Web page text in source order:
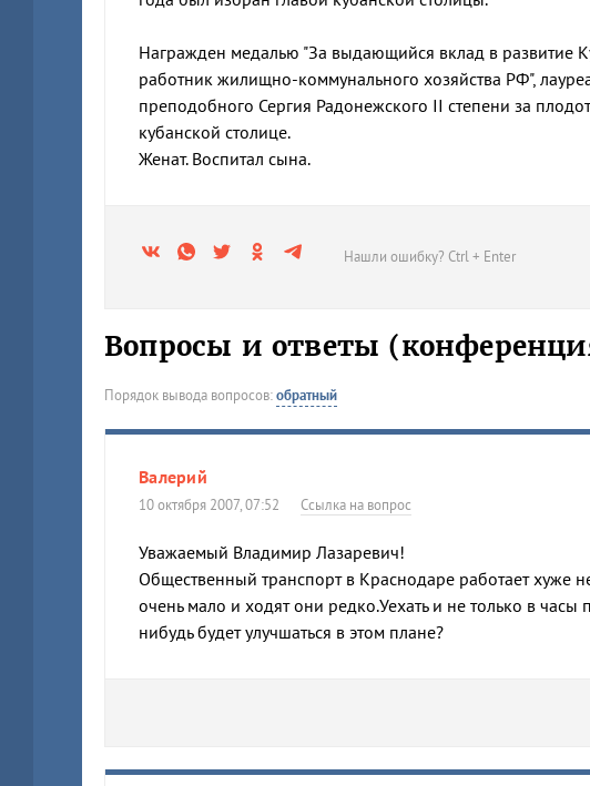
Награжден медалью "За выдающийся вклад в развитие
работник жилищно-коммунального хозяйства РФ",
преподобного Сергия Радонежского II степени за
кубанской столице.
Женат. Воспитал сына.
Нашли ошибку? Ctrl + Enter
Вопросы и ответы
Порядок вывода вопросов:обратный
Валерий
10 октября 2007, 07:52 Ссылка на вопрос
Уважаемый Владимир Лазаревич!
Общественный транспорт в Краснодаре работает хуже
очень мало и ходят они редко.Уехать и не только в
нибудь будет улучшаться в этом плане?